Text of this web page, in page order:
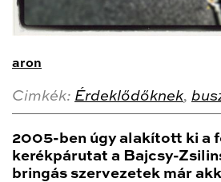
aron
Cimkék: Érdeklődőknek,
2005-ben úgy alakított ki a
kerékpárutat a Bajcsy-
bringás szervezetek már